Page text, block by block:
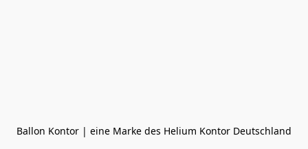
Ballon Kontor | eine Marke des Helium Kontor Deutschland